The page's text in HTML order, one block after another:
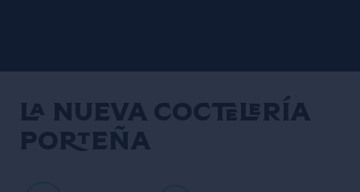
La nueva coctelería
porteña